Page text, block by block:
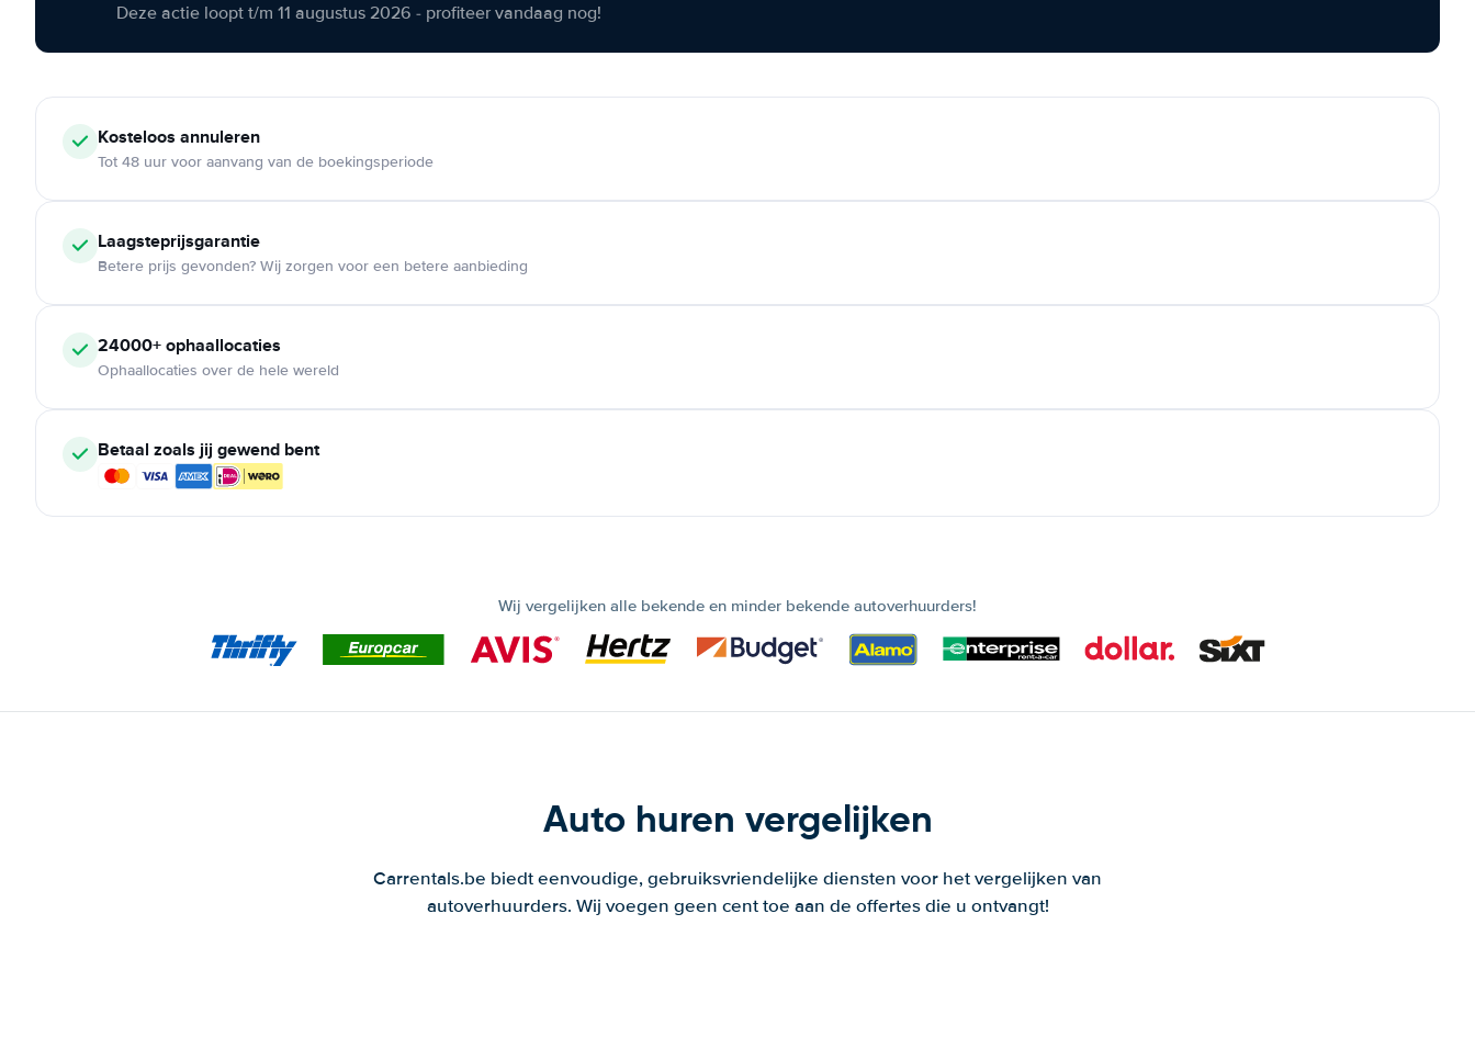
Deze actie loopt t/m 11 augustus 2026 - profiteer vandaag nog!
Kosteloos annuleren
Tot 48 uur voor aanvang van de boekingsperiode
Laagsteprijsgarantie
Betere prijs gevonden? Wij zorgen voor een betere aanbieding
24000+ophaallocaties
Ophaallocaties over de hele wereld
Betaal zoals jij gewend bent
Wij vergelijken alle bekende en minder bekende autoverhuurders!
Auto huren vergelijken
Carrentals.be biedt eenvoudige, gebruiksvriendelijke diensten voor het vergelijken van
autoverhuurders. Wij voegen geen cent toe aan de offertes die u ontvangt!